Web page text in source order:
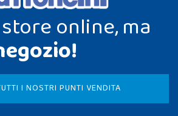
online, ma
I NOSTRI PUNTI VENDITA